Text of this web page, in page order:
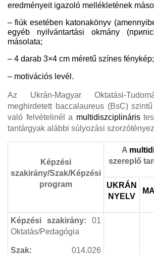
eredményeit igazoló mellékletének
–fiúk esetében katonakönyv
egyéb nyilvántartási okmány (
másolata;
– 4 darab 3×4 cm méretű színes fénykép;
– motivációs levél.
Az Ukrán-Magyar Oktatási-
meghirdetett baccalaureus (BsC)
való felvételinél a multidiszciplináris
tantárgyak alábbi súlyozási
Képzési
szakirány/Szak/Képzési
program
A
szereplő
UKRÁN
NYELV
Képzési szakirány: 01
Oktatás/Pedagógia
Szak: 014.026